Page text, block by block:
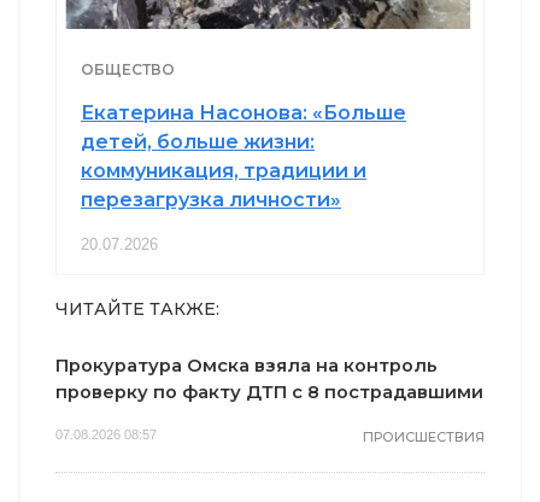
ОБЩЕСТВО
Екатерина Насонова: «Больше
детей, больше жизни:
коммуникация, традиции и
перезагрузка личности»
20.07.2026
ЧИТАЙТЕ ТАКЖЕ:
Прокуратура Омска взяла на контроль
проверку по факту ДТП с 8 пострадавшими
07.08.2026 08:57 ПРОИСШЕСТВИЯ